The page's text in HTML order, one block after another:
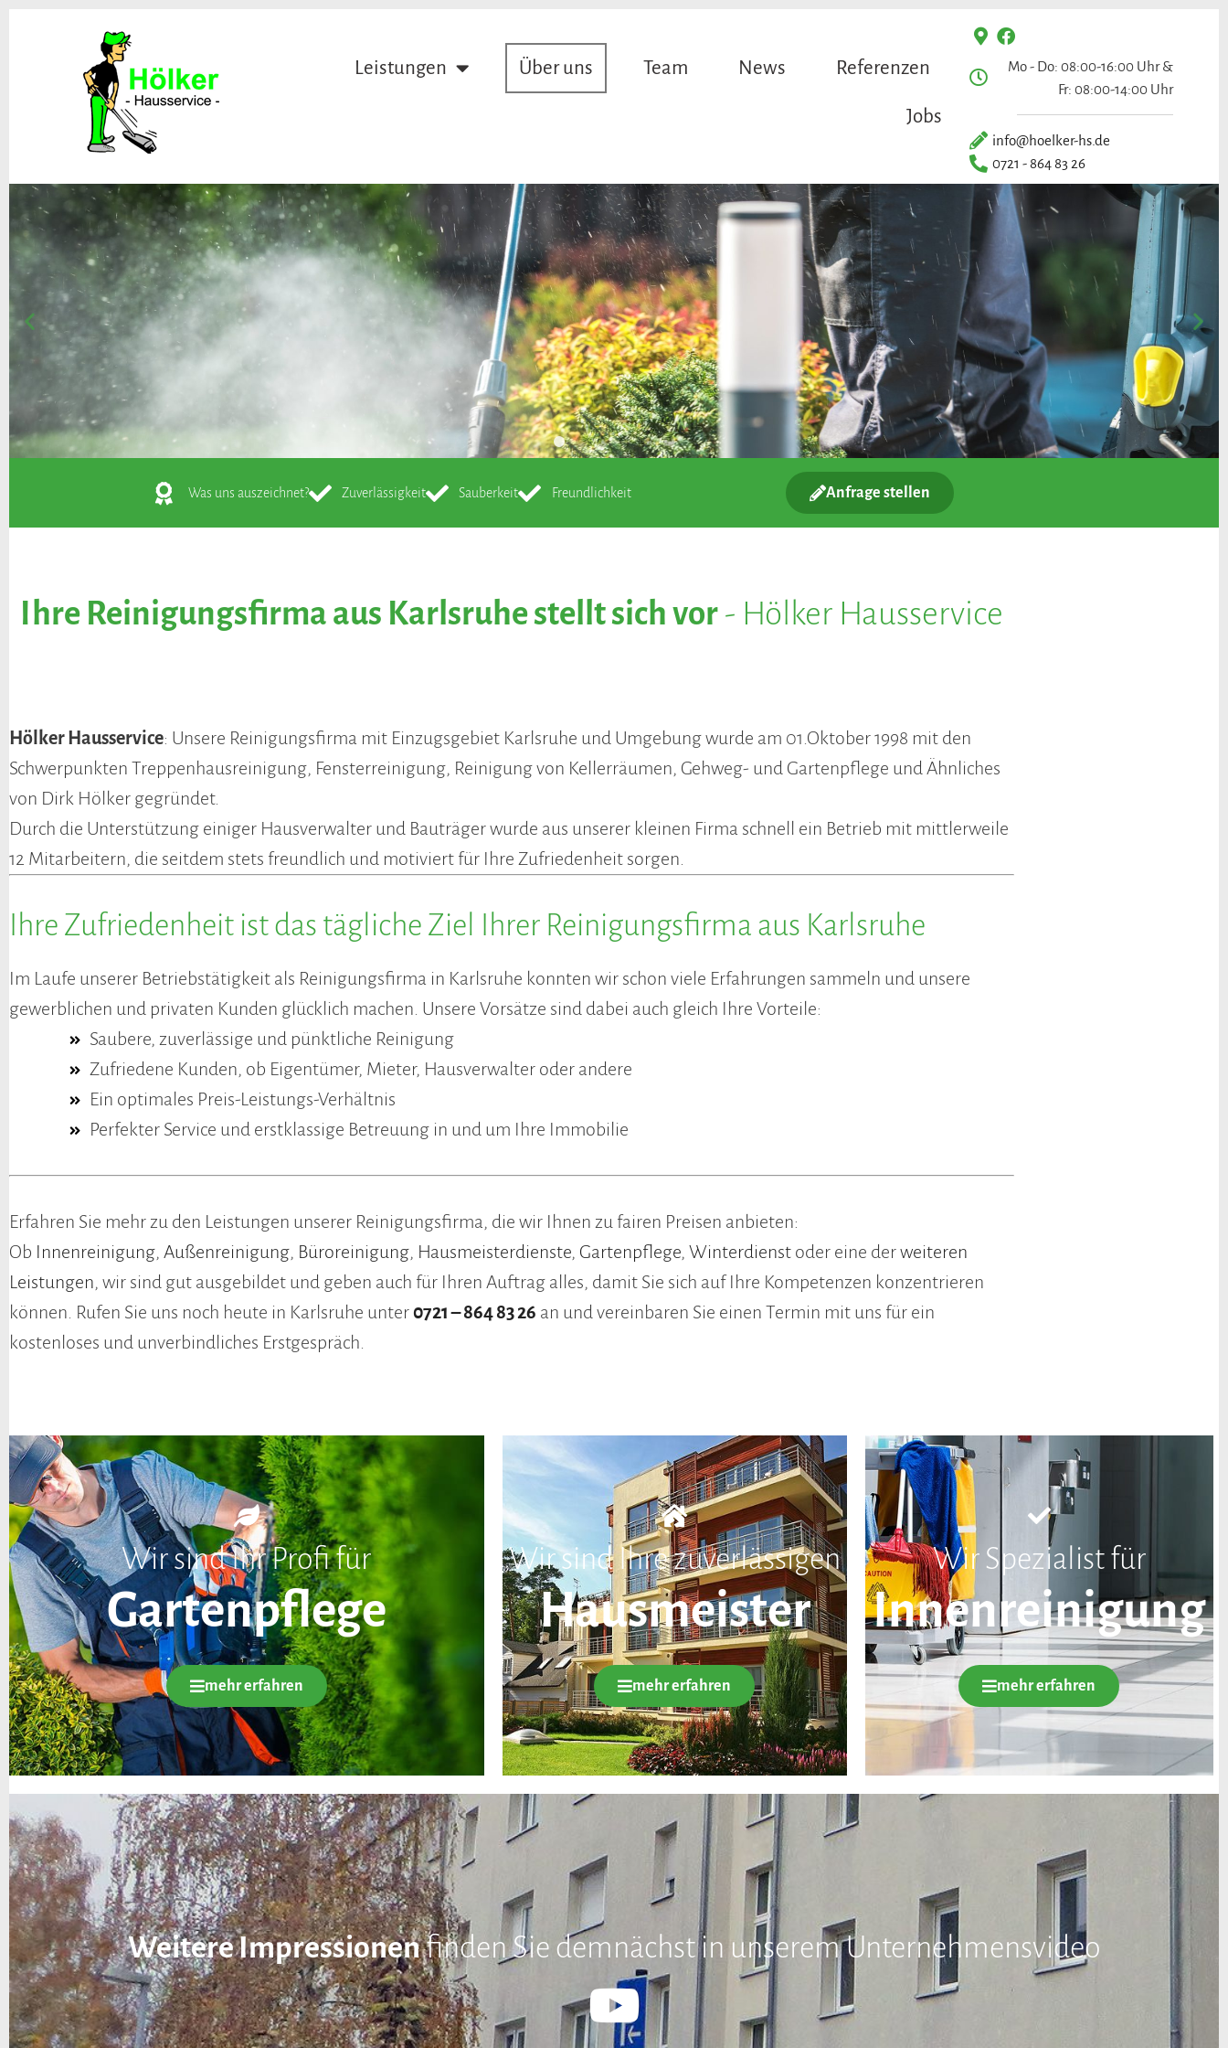
Leistungen Über uns Team News Referenzen
Jobs
Mo - Do: 08:00-16:00 Uhr &
Fr: 08:00-14:00 Uhr
info@hoelker-hs.de
0721 - 864 83 26
Was uns auszeichnet? Zuverlässigkeit Sauberkeit Freundlichkeit Anfrage stellen
Ihre Reinigungsfirma aus Karlsruhe stellt sich vor - Hölker Hausservice
Hölker Hausservice: Unsere Reinigungsfirma mit Einzugsgebiet Karlsruhe und Umgebung wurde am 01.Oktober 1998 mit den
Schwerpunkten Treppenhausreinigung, Fensterreinigung, Reinigung von Kellerräumen, Gehweg- und Gartenpflege und Ähnliches
von Dirk Hölker gegründet.
Durch die Unterstützung einiger Hausverwalter und Bauträger wurde aus unserer kleinen Firma schnell ein Betrieb mit mittlerweile
12 Mitarbeitern, die seitdem stets freundlich und motiviert für Ihre Zufriedenheit sorgen.
Ihre Zufriedenheit ist das tägliche Ziel Ihrer Reinigungsfirma aus Karlsruhe
Im Laufe unserer Betriebstätigkeit als Reinigungsfirma in Karlsruhe konnten wir schon viele Erfahrungen sammeln und unsere
gewerblichen und privaten Kunden glücklich machen. Unsere Vorsätze sind dabei auch gleich Ihre Vorteile:
Saubere, zuverlässige und pünktliche Reinigung
Zufriedene Kunden, ob Eigentümer, Mieter, Hausverwalter oder andere
Ein optimales Preis-Leistungs-Verhältnis
Perfekter Service und erstklassige Betreuung in und um Ihre Immobilie
Erfahren Sie mehr zu den Leistungen unserer Reinigungsfirma, die wir Ihnen zu fairen Preisen anbieten:
Ob Innenreinigung, Außenreinigung, Büroreinigung, Hausmeisterdienste, Gartenpflege, Winterdienst oder eine derweiteren
Leistungen, wir sind gut ausgebildet und geben auch für Ihren Auftrag alles, damit Sie sich auf Ihre Kompetenzen konzentrieren
können. Rufen Sie uns noch heute in Karlsruhe unter0721 – 864 83 26 an und vereinbaren Sie einen Termin mit uns für ein
kostenloses und unverbindliches Erstgespräch.
Wir sind Ihr Profi für
Gartenpflege
mehr erfahren
Wir sind Ihre zuverlässigen
Hausmeister
mehr erfahren
Wir Spezialist für
Innenreinigung
mehr erfahren
Weitere Impressionenfinden Sie demnächst in unserem Unternehmensvideo